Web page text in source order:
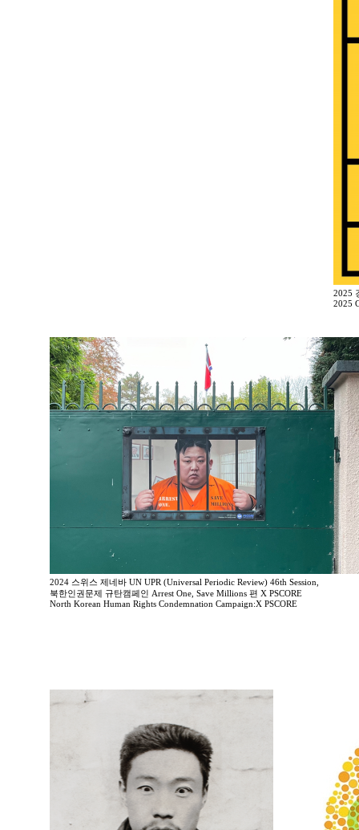
2025
2025
2024 스위스 제네바 UN UPR (Universal Periodic Review) 46th Session,
북한인권문제 규탄캠페인 Arrest One, Save Millions 편 X PSCORE
North Korean Human Rights Condemnation Campaign:X PSCORE